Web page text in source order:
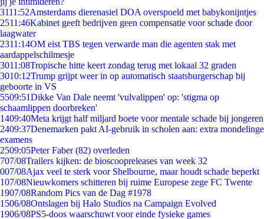
3111:52Amsterdams dierenasiel DOA overspoeld met babykonijntjes
2511:46Kabinet geeft bedrijven geen compensatie voor schade door
laagwater
2311:14OM eist TBS tegen verwarde man die agenten stak met
aardappelschilmesje
3011:08Tropische hitte keert zondag terug met lokaal 32 graden
3010:12Trump grijpt weer in op automatisch staatsburgerschap bij
geboorte in VS
5509:51Dikke Van Dale neemt 'vulvalippen' op: 'stigma op
schaamlippen doorbreken'
1409:40Meta krijgt half miljard boete voor mentale schade bij jongeren
2409:37Denemarken pakt AI-gebruik in scholen aan: extra mondelinge
examens
2509:05Peter Faber (82) overleden
707/08Trailers kijken: de bioscoopreleases van week 32
007/08Ajax veel te sterk voor Shelbourne, maar houdt schade beperkt
107/08Nieuwkomers schitteren bij ruime Europese zege FC Twente
1907/08Random Pics van de Dag #1978
1506/08Ontslagen bij Halo Studios na Campaign Evolved
1906/08PS5-doos waarschuwt voor einde fysieke games